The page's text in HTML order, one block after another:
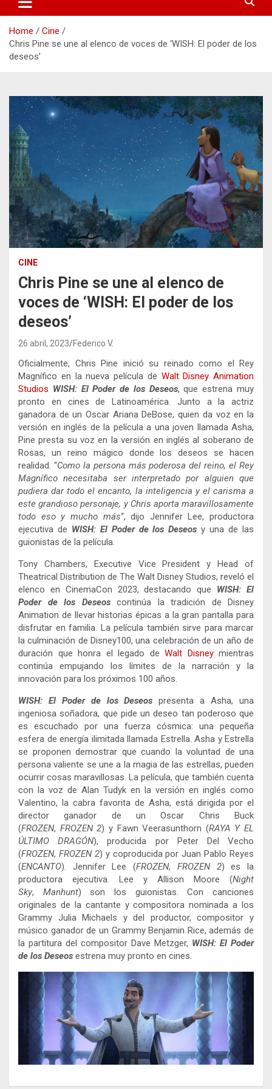
Home
Cine
Chris Pine se une al elenco de voces de ‘WISH: El poder de los
deseos’
CINE
Chris Pine se une al elenco de
voces de ‘WISH: El poder de los
deseos’
26 abril, 2023 Federico V.
Oficialmente, Chris Pine inició su reinado como el Rey
Magnífico en la nueva película de Walt Disney Animation
Studios WISH: El Poder de los Deseos, que estrena muy
pronto en cines de Latinoamérica. Junto a la actriz
ganadora de un Oscar Ariana DeBose, quien da voz en la
versión en inglés de la película a una joven llamada Asha,
Pine presta su voz en la versión en inglés al soberano de
Rosas, un reino mágico donde los deseos se hacen
realidad. “Como la persona más poderosa del reino, el Rey
Magnífico necesitaba ser interpretado por alguien que
pudiera dar todo el encanto, la inteligencia y el carisma a
este grandioso personaje, y Chris aporta maravillosamente
todo eso y mucho más“, dijo Jennifer Lee, productora
ejecutiva de WISH: El Poder de los Deseos y una de las
guionistas de la película.
Tony Chambers, Executive Vice President y Head of
Theatrical Distribution de The Walt Disney Studios, reveló el
elenco en CinemaCon 2023, destacando que WISH: El
Poder de los Deseoscontinúa la tradición de Disney
Animation de llevar historias épicas a la gran pantalla para
disfrutar en familia. La película también sirve para marcar
la culminación de Disney100, una celebración de un año de
duración que honra el legado de Walt Disneymientras
continúa empujando los límites de la narración y la
innovación para los próximos 100 años.
WISH: El Poder de los Deseos presenta a Asha, una
ingeniosa soñadora, que pide un deseo tan poderoso que
es escuchado por una fuerza cósmica: una pequeña
esfera de energía ilimitada llamada Estrella. Asha y Estrella
se proponen demostrar que cuando la voluntad de una
persona valiente se une a la magia de las estrellas, pueden
ocurrir cosas maravillosas. La película, que también cuenta
con la voz de Alan Tudyk en la versión en inglés como
Valentino, la cabra favorita de Asha, está dirigida por el
director ganador de un Oscar Chris Buck
(FROZEN, FROZEN 2) y Fawn Veerasunthorn (RAYA Y EL
ÚLTIMO DRAGÓN), producida por Peter Del Vecho
(FROZEN, FROZEN 2) y coproducida por Juan Pablo Reyes
(ENCANTO). Jennifer Lee (FROZEN, FROZEN 2) es la
productora ejecutiva. Lee y Allison Moore (Night
Sky, Manhunt) son los guionistas. Con canciones
originales de la cantante y compositora nominada a los
Grammy Julia Michaels y del productor, compositor y
músico ganador de un Grammy Benjamin Rice, además de
la partitura del compositor Dave Metzger, WISH: El Poder
de los Deseos estrena muy pronto en cines.